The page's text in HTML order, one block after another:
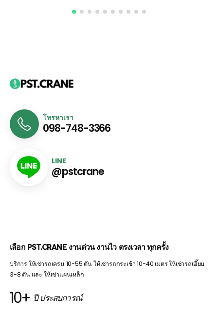
โทรหาเรา
098-748-3366
LINE
@pstcrane
เลือก PST.CRANE งานด่วน งานไว ตรงเวลา ทุกครั้ง
บริการ ให้เช่ารถเครน 10-55 ตัน ให้เช่ารถกระเช้า 10-40 เมตร ให้เช่ารถเฮี๊ยบ
3-8 ตัน และ ให้เช่าแผ่นเหล็ก
10+ ปี ประสบการณ์